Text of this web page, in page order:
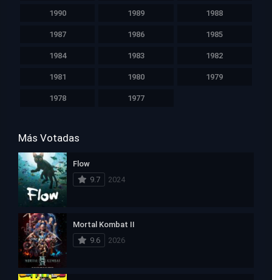
1990 1989 1988
1987 1986 1985
1984 1983 1982
1981 1980 1979
1978 1977
Más Votadas
Flow
9.7
2024
Mortal Kombat II
9.6
2026